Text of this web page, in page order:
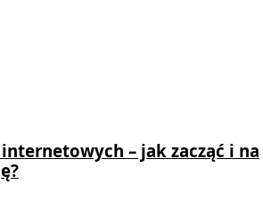
– jak zacząć i na